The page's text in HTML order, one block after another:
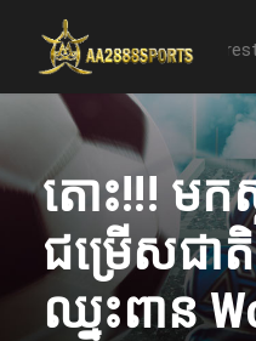
"Nottingham Forest U21
តោះ!!! មក
ជម្រើសជា
ឈ្នះ​ពាន​